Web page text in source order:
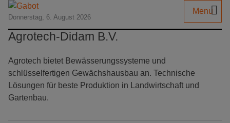
Donnerstag, 6. August 2026
Menu
Agrotech-Didam B.V.
Agrotech bietet Bewässerungssysteme und
schlüsselfertigen Gewächshausbau an. Technische
Lösungen für beste Produktion in Landwirtschaft und
Gartenbau.